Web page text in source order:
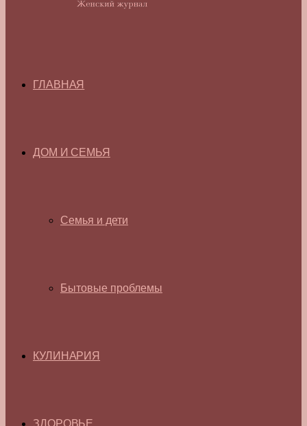
ГЛАВНАЯ
ДОМ И СЕМЬЯ
Семья и дети
Бытовые проблемы
КУЛИНАРИЯ
ЗДОРОВЬЕ